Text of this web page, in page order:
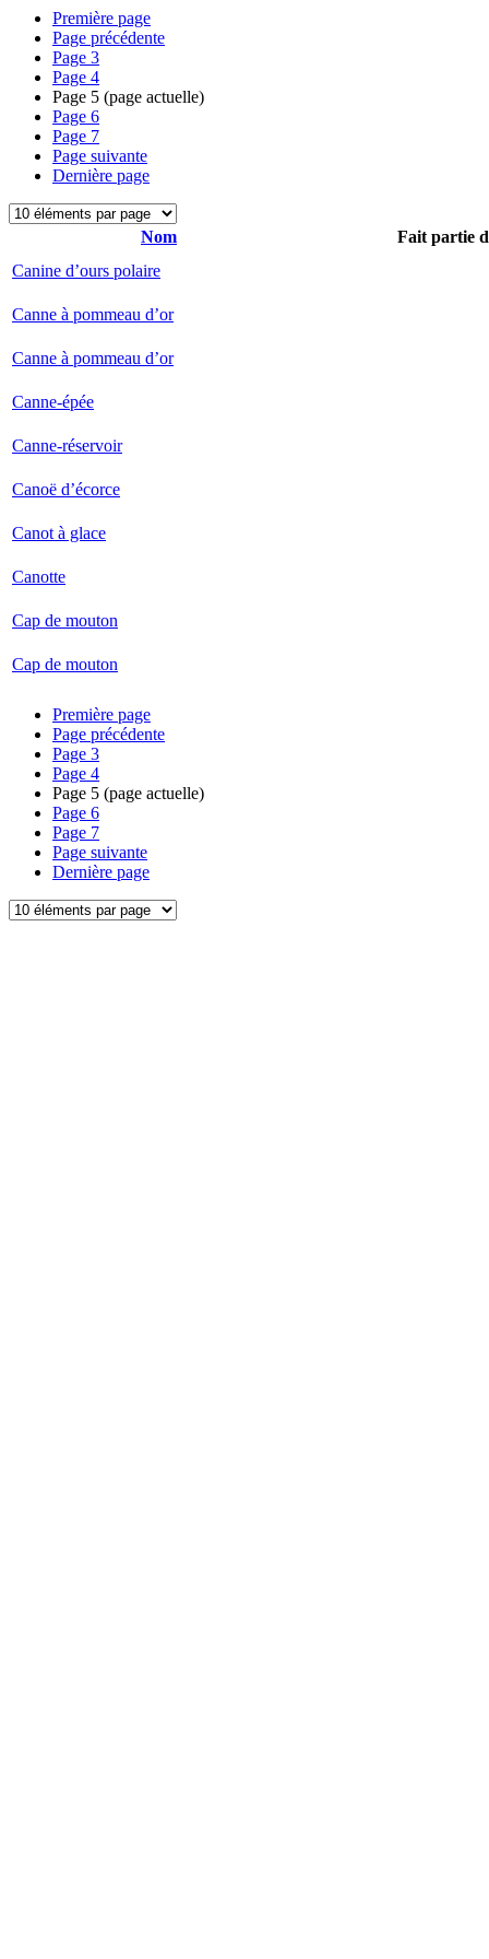
Première page
Page précédente
Page 3
Page 4
Page 5 (page actuelle)
Page 6
Page 7
Page suivante
Dernière page
Nom
Fait partie
Canine d’ours polaire
Canne à pommeau d’or
Canne à pommeau d’or
Canne-épée
Canne-réservoir
Canoë d’écorce
Canot à glace
Canotte
Cap de mouton
Cap de mouton
Première page
Page précédente
Page 3
Page 4
Page 5 (page actuelle)
Page 6
Page 7
Page suivante
Dernière page